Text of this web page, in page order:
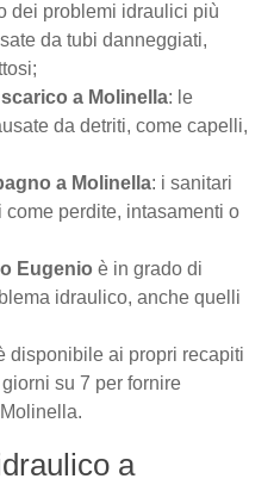
dei problemi idraulici più
da tubi danneggiati,
a Molinella: le
da detriti, come capelli,
a Molinella: i sanitari
perdite, intasamenti o
Eugenio è in grado di
idraulico, anche quelli
disponibile ai propri recapiti
su 7 per fornire
a